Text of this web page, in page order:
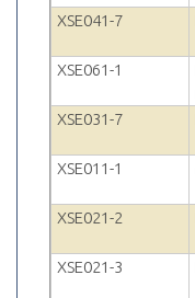
XSE041-7
XSE061-1
XSE031-7
XSE011-1
XSE021-2
XSE021-3